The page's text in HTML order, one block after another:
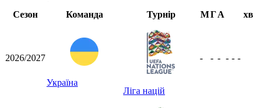
Сезон
Команда Турнір МГА хв
2026/2027
Україна
Ліга націй
- - - - - -